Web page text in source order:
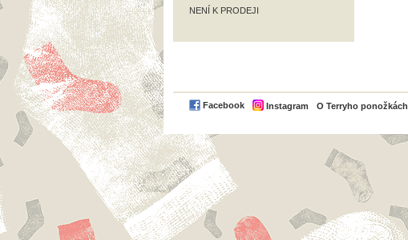
NENÍ K PRODEJI
Facebook Instagram O Terryho ponožkách